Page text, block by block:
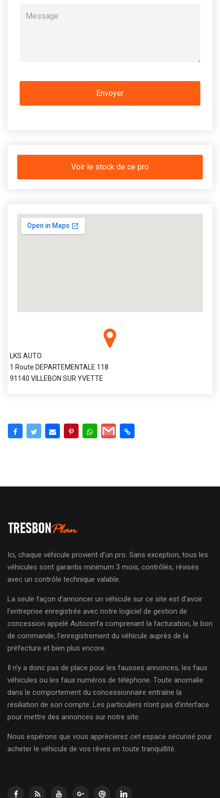
Voir le stock de ce pro
LKS AUTO
1 Route DEPARTEMENTALE 118
91140 VILLEBON SUR YVETTE
Ici, chaque véhicule provient d’un pro. Sans exception, tous les
véhicules sont garantis minimum 3 mois, contrôlés, révisés
avec un contrôle technique valable.
La seule façon d’annoncer un véhicule sur ce site est d’avoir
l’entreprise enregistrée avec notre logiciel de gestion de
concession appelé Autocerfa comprenant la facturation, le bon
de commande, l’enregistrement du véhicule auprès de la
préfecture et bien plus encore.
Il n’y a donc pas de place pour les fausses annonces, les faux
véhicules ou les faux numéros de téléphone. Toute anomalie
dans le comportement du concessionnaire entraîne la
résiliation de son compte. Les particuliers n’ont pas d’interface
pour mettre des annonces sur notre site.
Nous espérons que vous apprécierez cet espace sécurisé pour
acheter le véhicule de vos rêves en toute tranquillité.